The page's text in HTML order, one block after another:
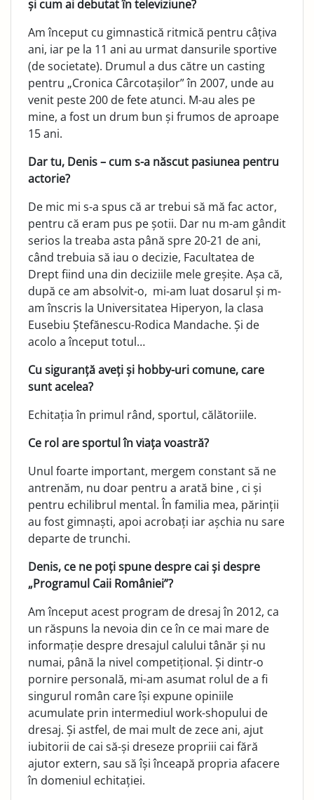
și cum ai debutat în televiziune?
Am început cu gimnastică ritmică pentru câțiva
ani, iar pe la 11 ani au urmat dansurile sportive
(de societate). Drumul a dus către un casting
pentru „Cronica Cârcotașilor” în 2007, unde au
venit peste 200 de fete atunci. M-au ales pe
mine, a fost un drum bun și frumos de aproape
15 ani.
Dar tu, Denis – cum s-a născut pasiunea pentru
actorie?
De mic mi s-a spus că ar trebui să mă fac actor,
pentru că eram pus pe șotii. Dar nu m-am gândit
serios la treaba asta până spre 20-21 de ani,
când trebuia să iau o decizie, Facultatea de
Drept fiind una din deciziile mele greșite. Așa că,
după ce am absolvit-o, mi-am luat dosarul și m-
am înscris la Universitatea Hiperyon, la clasa
Eusebiu Ștefănescu-Rodica Mandache. Și de
acolo a început totul…
Cu siguranță aveți și hobby-uri comune, care
sunt acelea?
Echitația în primul rând, sportul, călătoriile.
Ce rol are sportul în viața voastră?
Unul foarte important, mergem constant să ne
antrenăm, nu doar pentru a arată bine , ci și
pentru echilibrul mental. În familia mea, părinții
au fost gimnaști, apoi acrobați iar așchia nu sare
departe de trunchi.
Denis, ce ne poți spune despre cai și despre
„Programul Caii României”?
Am început acest program de dresaj în 2012, ca
un răspuns la nevoia din ce în ce mai mare de
informație despre dresajul calului tânăr și nu
numai, până la nivel competițional. Și dintr-o
pornire personală, mi-am asumat rolul de a fi
singurul român care își expune opiniile
acumulate prin intermediul work-shopului de
dresaj. Și astfel, de mai mult de zece ani, ajut
iubitorii de cai să-și dreseze propriii cai fără
ajutor extern, sau să își înceapă propria afacere
în domeniul echitației.